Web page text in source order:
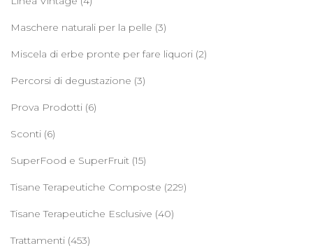
Maschere naturali per la pelle (3)
Miscela di erbe pronte per fare liquori (2)
Percorsi di degustazione (3)
Prova Prodotti (6)
Sconti (6)
SuperFood e SuperFruit (15)
Tisane Terapeutiche Composte (229)
Tisane Terapeutiche Esclusive (40)
Trattamenti (453)